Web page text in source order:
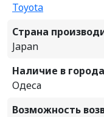
Toyota
Страна
Japan
Наличие в
Одеса
Возможность